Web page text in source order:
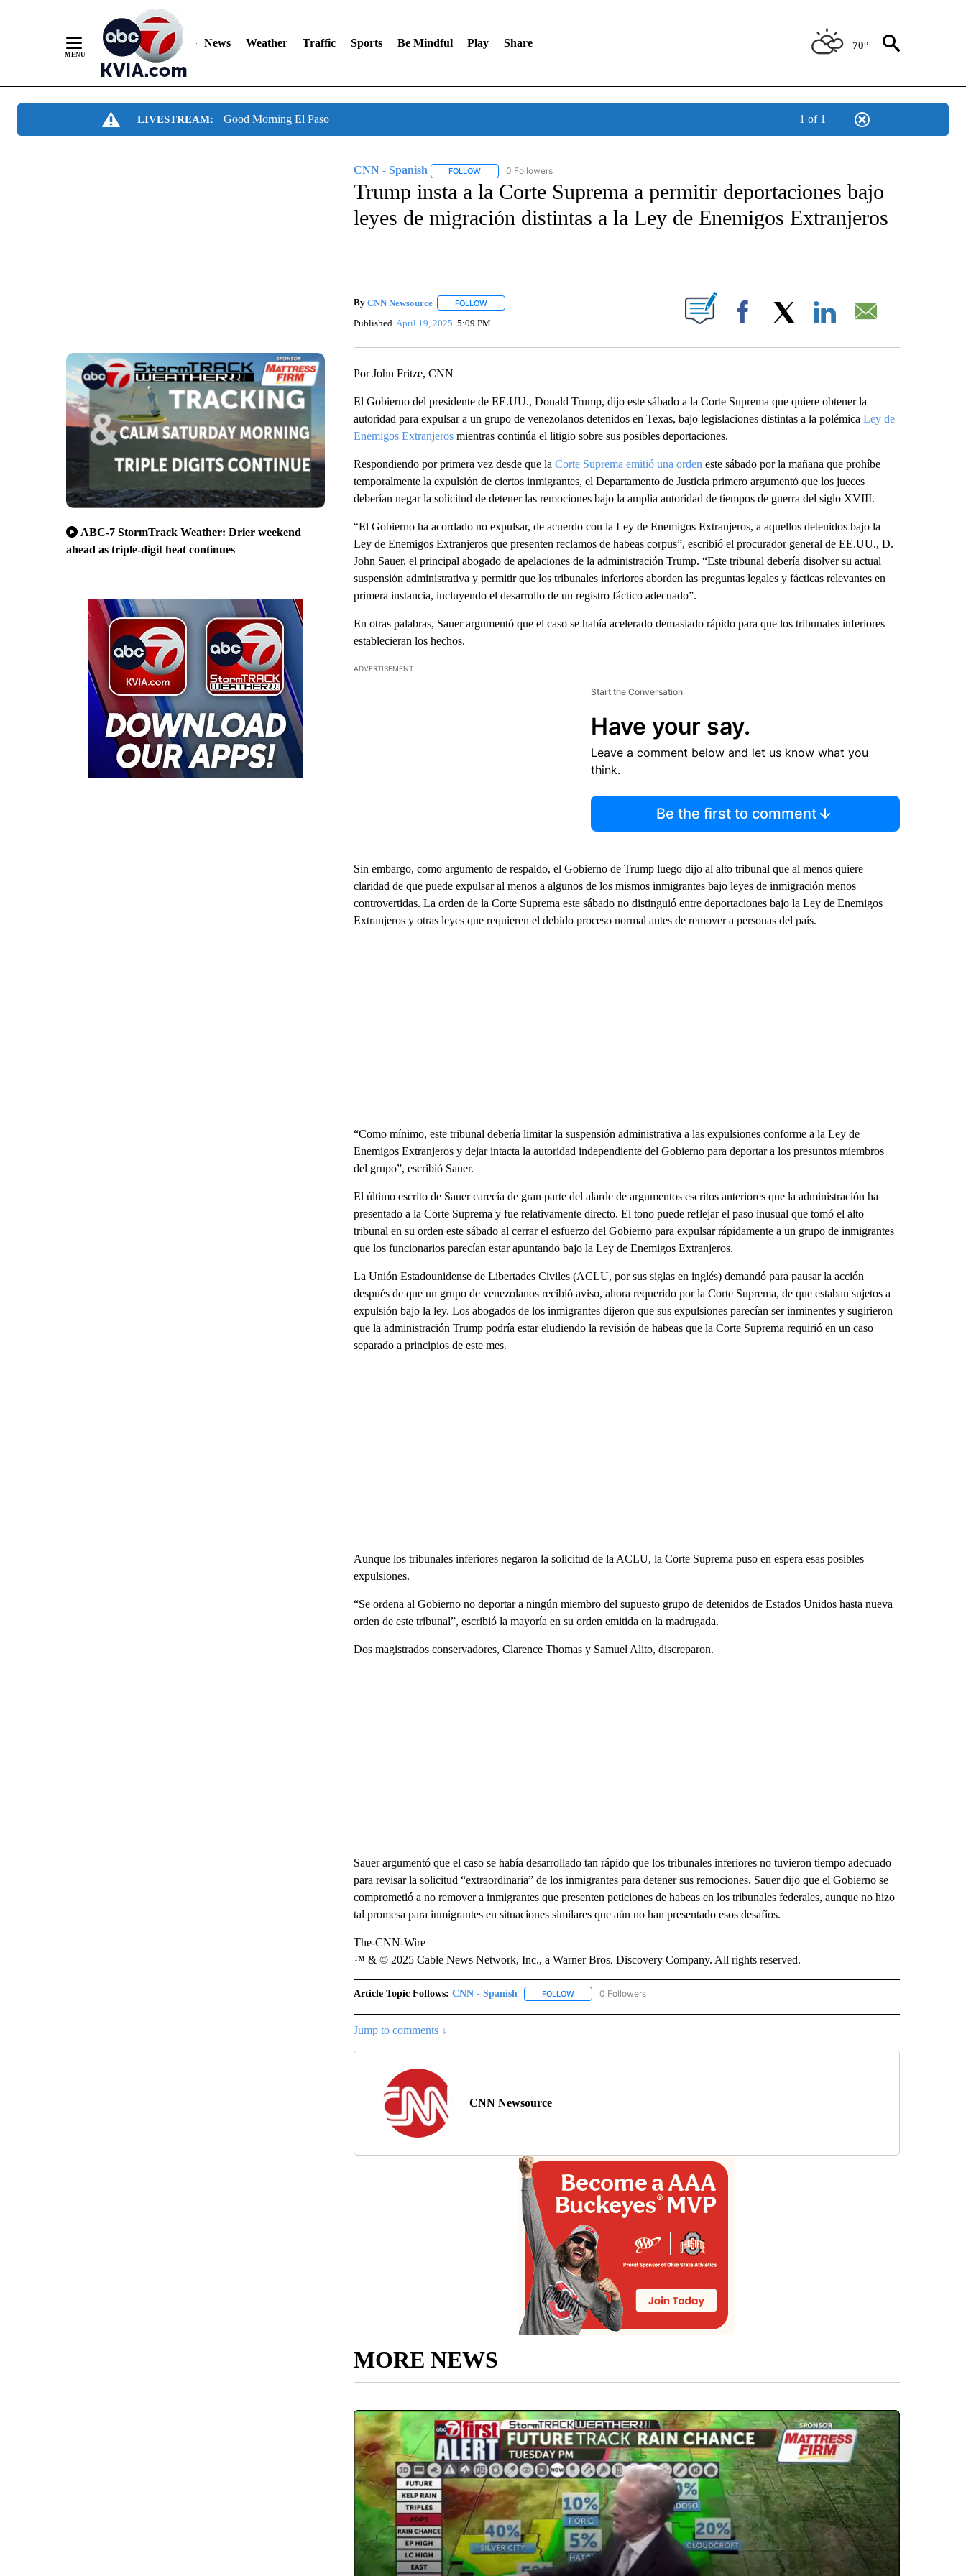
News Weather Traffic Sports Be Mindful Play Share 70°
LIVESTREAM: Good Morning El Paso 1 of 1
ABC-7 StormTrack Weather: Drier weekend
ahead as triple-digit heat continues
CNN - Spanish FOLLOWFOLLOW "CNN - SPANISH" TO RECEIVE NOTIFICATIONS ABOUT NEW PAGES ON "CNN - SPANISH".
0 Followers
Trump insta a la Corte Suprema a permitir deportaciones bajo
leyes de migración distintas a la Ley de Enemigos Extranjeros
By CNN Newsource FOLLOWFOLLOW "" TO RECEIVE NOTIFICATIONS ABOUT NEW PAGES ON "".
Published April 19, 2025 5:09 PM Facebook
Por John Fritze, CNN
El Gobierno del presidente de EE.UU., Donald Trump, dijo este sábado a la Corte Suprema que quiere obtener la
autoridad para expulsar a un grupo de venezolanos detenidos en Texas, bajo legislaciones distintas a la polémica Ley de
Enemigos Extranjerosmientras continúa el litigio sobre sus posibles deportaciones.
Respondiendo por primera vez desde que la Corte Suprema emitió una orden este sábado por la mañana que prohíbe
temporalmente la expulsión de ciertos inmigrantes, el Departamento de Justicia primero argumentó que los jueces
deberían negar la solicitud de detener las remociones bajo la amplia autoridad de tiempos de guerra del siglo XVIII.
“El Gobierno ha acordado no expulsar, de acuerdo con la Ley de Enemigos Extranjeros, a aquellos detenidos bajo la
Ley de Enemigos Extranjeros que presenten reclamos de habeas corpus”, escribió el procurador general de EE.UU., D.
John Sauer, el principal abogado de apelaciones de la administración Trump. “Este tribunal debería disolver su actual
suspensión administrativa y permitir que los tribunales inferiores aborden las preguntas legales y fácticas relevantes en
primera instancia, incluyendo el desarrollo de un registro fáctico adecuado”.
En otras palabras, Sauer argumentó que el caso se había acelerado demasiado rápido para que los tribunales inferiores
establecieran los hechos.
ADVERTISEMENT
Start the Conversation
Have your say.
Leave a comment below and let us know what you
think.
Be the first to comment
Sin embargo, como argumento de respaldo, el Gobierno de Trump luego dijo al alto tribunal que al menos quiere
claridad de que puede expulsar al menos a algunos de los mismos inmigrantes bajo leyes de inmigración menos
controvertidas. La orden de la Corte Suprema este sábado no distinguió entre deportaciones bajo la Ley de Enemigos
Extranjeros y otras leyes que requieren el debido proceso normal antes de remover a personas del país.
“Como mínimo, este tribunal debería limitar la suspensión administrativa a las expulsiones conforme a la Ley de
Enemigos Extranjeros y dejar intacta la autoridad independiente del Gobierno para deportar a los presuntos miembros
del grupo”, escribió Sauer.
El último escrito de Sauer carecía de gran parte del alarde de argumentos escritos anteriores que la administración ha
presentado a la Corte Suprema y fue relativamente directo. El tono puede reflejar el paso inusual que tomó el alto
tribunal en su orden este sábado al cerrar el esfuerzo del Gobierno para expulsar rápidamente a un grupo de inmigrantes
que los funcionarios parecían estar apuntando bajo la Ley de Enemigos Extranjeros.
La Unión Estadounidense de Libertades Civiles (ACLU, por sus siglas en inglés) demandó para pausar la acción
después de que un grupo de venezolanos recibió aviso, ahora requerido por la Corte Suprema, de que estaban sujetos a
expulsión bajo la ley. Los abogados de los inmigrantes dijeron que sus expulsiones parecían ser inminentes y sugirieron
que la administración Trump podría estar eludiendo la revisión de habeas que la Corte Suprema requirió en un caso
separado a principios de este mes.
Aunque los tribunales inferiores negaron la solicitud de la ACLU, la Corte Suprema puso en espera esas posibles
expulsiones.
“Se ordena al Gobierno no deportar a ningún miembro del supuesto grupo de detenidos de Estados Unidos hasta nueva
orden de este tribunal”, escribió la mayoría en su orden emitida en la madrugada.
Dos magistrados conservadores, Clarence Thomas y Samuel Alito, discreparon.
Sauer argumentó que el caso se había desarrollado tan rápido que los tribunales inferiores no tuvieron tiempo adecuado
para revisar la solicitud “extraordinaria” de los inmigrantes para detener sus remociones. Sauer dijo que el Gobierno se
comprometió a no remover a inmigrantes que presenten peticiones de habeas en los tribunales federales, aunque no hizo
tal promesa para inmigrantes en situaciones similares que aún no han presentado esos desafíos.
The-CNN-Wire
™ & © 2025 Cable News Network, Inc., a Warner Bros. Discovery Company. All rights reserved.
Article Topic Follows: CNN - Spanish FOLLOWFOLLOW "CNN - SPANISH" TO RECEIVE NOTIFICATIONS ABOUT NEW PAGES ON "CNN - SPANISH".
0 Followers
Jump to comments ↓
CNN Newsource
MORE NEWS